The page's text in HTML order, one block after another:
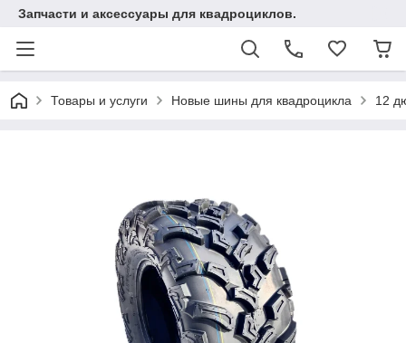
Запчасти и аксессуары для квадроциклов.
Товары и услуги Новые шины для квадроцикла 12